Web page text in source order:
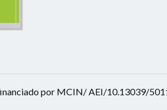
por MCIN/ AEI/10.13039/